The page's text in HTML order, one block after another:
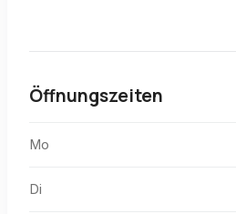
Öffnungszeiten
Mo
Di